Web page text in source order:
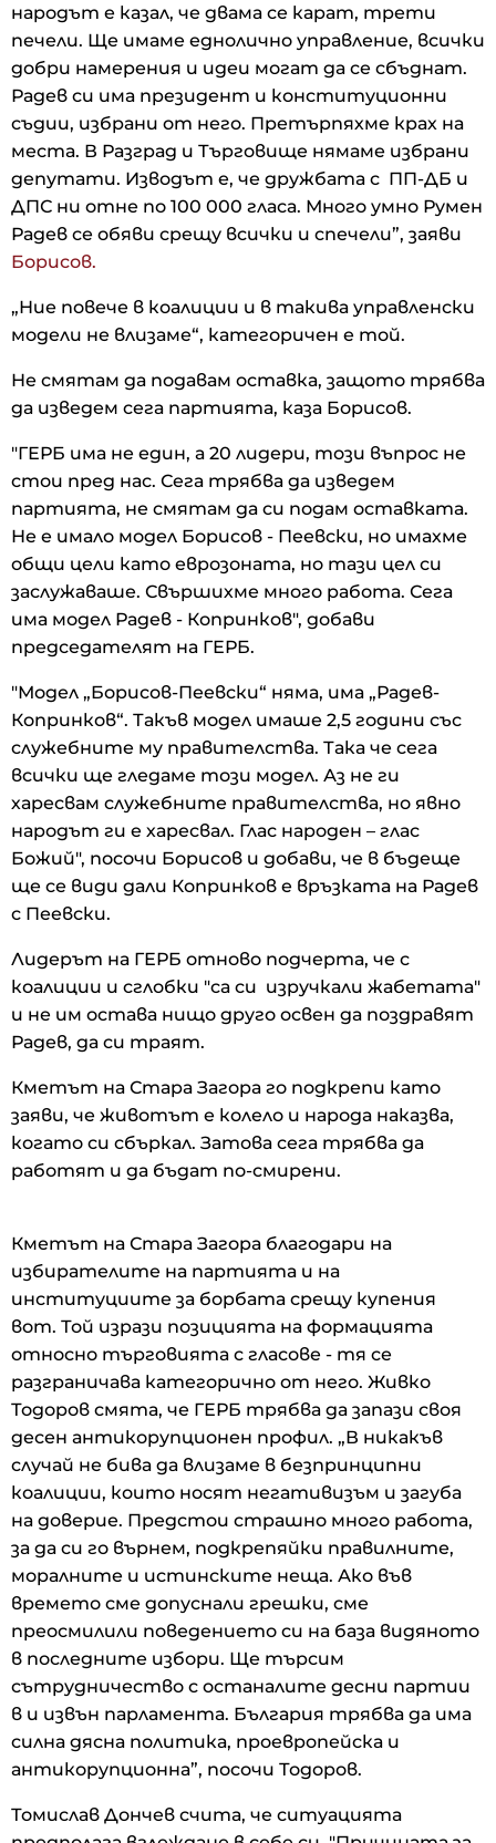
народът е казал, че двама се карат, трети
печели. Ще имаме еднолично управление, всички
добри намерения и идеи могат да се сбъднат.
Радев си има президент и конституционни
съдии, избрани от него. Претърпяхме крах на
места. В Разград и Търговище нямаме избрани
депутати. Изводът е, че дружбата с ПП-ДБ и
ДПС ни отне по 100 000 гласа. Много умно Румен
Радев се обяви срещу всички и спечели”, заяви
Борисов.
„Ние повече в коалиции и в такива управленски
модели не влизаме“, категоричен е той.
Не смятам да подавам оставка, защото трябва
да изведем сега партията, каза Борисов.
"ГЕРБ има не един, а 20 лидери, този въпрос не
стои пред нас. Сега трябва да изведем
партията, не смятам да си подам оставката.
Не е имало модел Борисов - Пеевски, но имахме
общи цели като еврозоната, но тази цел си
заслужаваше. Свършихме много работа. Сега
има модел Радев - Копринков", добави
председателят на ГЕРБ.
"Модел „Борисов-Пеевски“ няма, има „Радев-
Копринков“. Такъв модел имаше 2,5 години със
служебните му правителства. Така че сега
всички ще гледаме този модел. Аз не ги
харесвам служебните правителства, но явно
народът ги е харесвал. Глас народен – глас
Божий", посочи Борисов и добави, че в бъдеще
ще се види дали Копринков е връзката на Радев
с Пеевски.
Лидерът на ГЕРБ отново подчерта, че с
коалиции и сглобки "са си изручкали жабетата"
и не им остава нищо друго освен да поздравят
Радев, да си траят.
Кметът на Стара Загора го подкрепи като
заяви, че животът е колело и народа наказва,
когато си сбъркал. Затова сега трябва да
работят и да бъдат по-смирени.
Кметът на Стара Загора благодари на
избирателите на партията и на
институциите за борбата срещу купения
вот. Той изрази позицията на формацията
относно търговията с гласове - тя се
разграничава категорично от него. Живко
Тодоров смята, че ГЕРБ трябва да запази своя
десен антикорупционен профил. „В никакъв
случай не бива да влизаме в безпринципни
коалиции, които носят негативизъм и загуба
на доверие. Предстои страшно много работа,
за да си го върнем, подкрепяйки правилните,
моралните и истинските неща. Ако във
времето сме допуснали грешки, сме
преосмилили поведението си на база видяното
в последните избори. Ще търсим
сътрудничество с останалите десни партии
в и извън парламента. България трябва да има
силна дясна политика, проевропейска и
антикорупционна”, посочи Тодоров.
Томислав Дончев счита, че ситуацията